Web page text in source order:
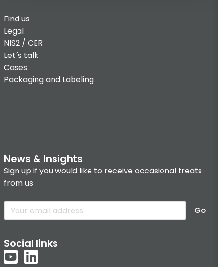
Find us
Legal
NIS2 / CER
Let´s talk
Cases
Packaging and Labeling
News & Insights
Sign up if you would like to receive occasional treats
from us
Go
Social links